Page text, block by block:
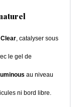
, catalyser sous
le gel de
au niveau
ni bord libre.